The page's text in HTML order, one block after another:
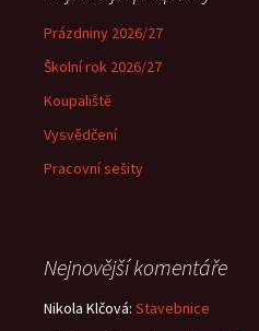
Prázdniny 2026/27
Školní rok 2026/27
Koupaliště
Vysvědčení
Pracovní sešity
Nejnovější komentáře
Nikola Klčová: Stavebnice